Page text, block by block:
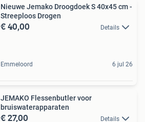
Nieuwe Jemako Droogdoek S 40x45 cm -
Streeploos Drogen
€ 40,00 Details
Emmeloord 6 jul 26
JEMAKO Flessenbutler voor
bruiswaterapparaten
€ 27,00 Details